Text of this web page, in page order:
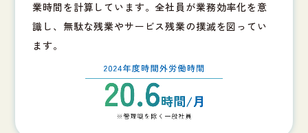
業時間を計算しています。全社員が業務効率化を意
識し、無駄な残業やサービス残業の撲滅を図ってい
ます。